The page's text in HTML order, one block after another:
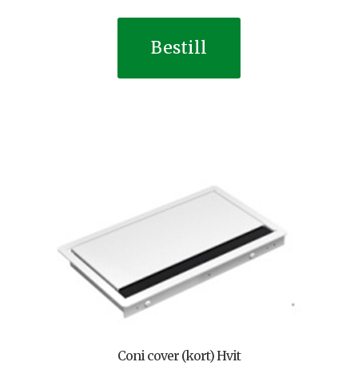
Bestill
Coni cover (kort) Hvit